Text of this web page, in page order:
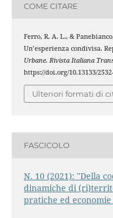
COME CITARE
Ferro, R. A. L., &
Un’esperienza condivisa.
Urbane. Rivista Italiana
https://doi.org/10.13133/
Ulteriori formati di
FASCICOLO
N. 10 (2021): "Della
dinamiche di
pratiche ed